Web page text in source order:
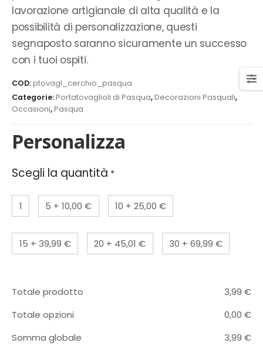
lavorazione artigianale di alta qualità e la
possibilità di personalizzazione, questi
segnaposto saranno sicuramente un successo
con i tuoi ospiti.
COD:ptovagl_cerchio_pasqua
Categorie:Portatovaglioli di Pasqua,Decorazioni Pasquali,
Occasioni,Pasqua
Personalizza
Scegli la quantità *
1 5 +10,00 € 10 + 25,00 €
15 + 39,99 € 20 + 45,01 € 30 + 69,99 €
Totale prodotto 3,99 €
Totale opzioni
0,00 €
Somma globale
3,99 €